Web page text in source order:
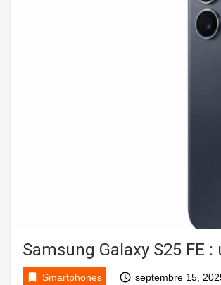
Samsung Galaxy S25
bookmark Smartphones access_time septembre 15,